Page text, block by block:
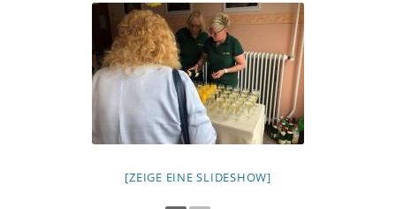
[ZEIGE EINE SLIDESHOW]